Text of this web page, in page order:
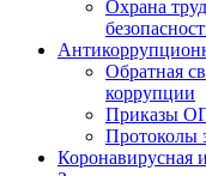
Охрана
Обратная
коррупции
Приказы
Протоколы
Коронавирусная